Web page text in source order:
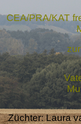
CEA/PRA/KAT
Vater: Van-
M
Züchter: Laura